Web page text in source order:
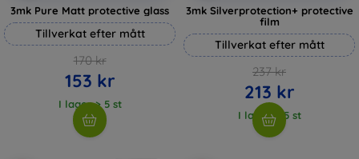
3mk Pure Matt protective glass
Tillverkat efter mått
170 kr
153 kr
I lager > 5 st
3mk Silverprotection+ protective
film
Tillverkat efter mått
237 kr
213 kr
I lager > 5 st